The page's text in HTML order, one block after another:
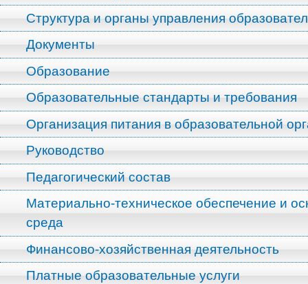
Структура и органы управления
Документы
Образование
Образовательные стандарты и требования
Организация питания в образовательной
Руководство
Педагогический состав
Материально-техническое обеспечение и
среда
Финансово-хозяйственная деятельность
Платные образовательные услуги